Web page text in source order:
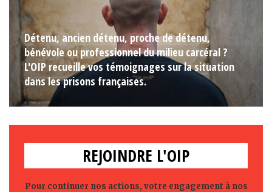
Détenu, ancien détenu, proche de détenu,
bénévole ou professionnel du milieu carcéral ?
L'OIP recueille vos témoignages sur la situation
dans les prisons françaises.
REJOINDRE L'OIP
Pour continuer nos actions, votre engagement à nos